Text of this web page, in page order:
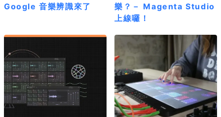
Google 音樂辨識來了
樂？－ Magenta Studio
上線囉！